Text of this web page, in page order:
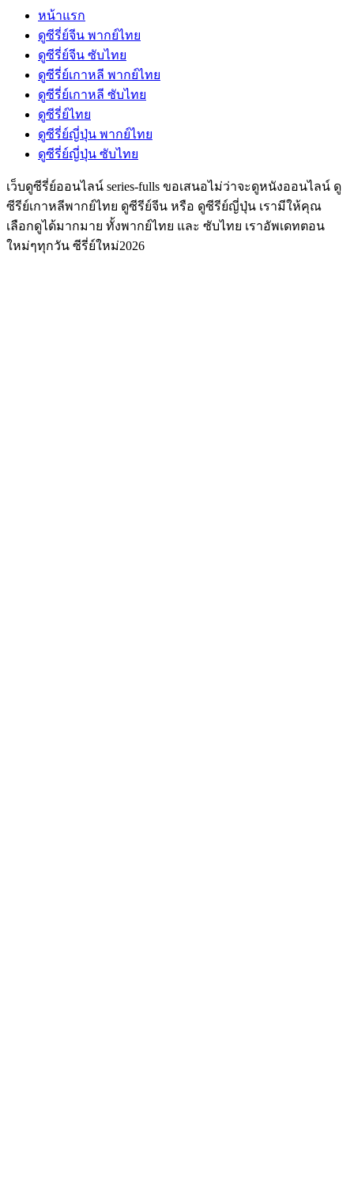
หน้าแรก
ดูซีรี่ย์จีน พากย์ไทย
ดูซีรี่ย์จีน ซับไทย
ดูซีรี่ย์เกาหลี พากย์ไทย
ดูซีรี่ย์เกาหลี ซับไทย
ดูซีรี่ย์ไทย
ดูซีรี่ย์ญี่ปุ่น พากย์ไทย
ดูซีรี่ย์ญี่ปุ่น ซับไทย
เว็บดูซีรี่ย์ออนไลน์ series-fulls ขอเสนอไม่ว่าจะดูหนังออนไลน์ ดู
ซีรีย์เกาหลีพากย์ไทย ดูซีรีย์จีน หรือ ดูซีรีย์ญี่ปุ่น เรามีให้คุณ
เลือกดูได้มากมาย ทั้งพากย์ไทย และ ซับไทย เราอัพเดทตอน
ใหม่ๆทุกวัน ซีรี่ย์ใหม่2026